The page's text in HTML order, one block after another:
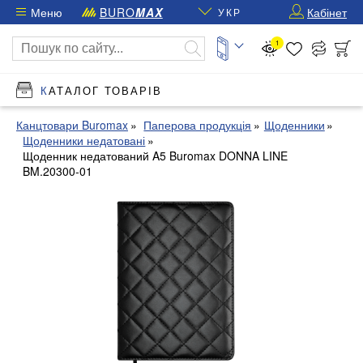
Меню BUROMAX УКР Кабінет
1
КАТАЛОГ ТОВАРІВ
Канцтовари Buromax Паперова продукція
Щоденники
Щоденники недатовані
Щоденник недатований A5 Buromax DONNA LINE
BM.20300-01